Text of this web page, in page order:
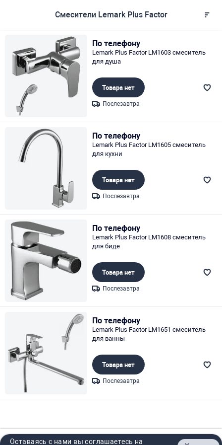
Смесители Lemark Plus Factor
По телефону
Lemark Plus Factor LM1603 смеситель
для душа
Товара нет
Послезавтра
По телефону
Lemark Plus Factor LM1605 смеситель
для кухни
Товара нет
Послезавтра
По телефону
Lemark Plus Factor LM1608 смеситель
для биде
Товара нет
Послезавтра
По телефону
Lemark Plus Factor LM1651 смеситель
для ванны
Товара нет
Послезавтра
Оставаясь с нами вы соглашаетесь на